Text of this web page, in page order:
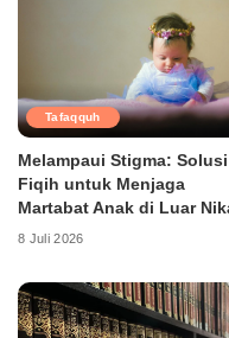
Tafaqquh
Melampaui Stigma: Solusi
Fiqih untuk Menjaga
Martabat Anak di Luar
8 Juli 2026